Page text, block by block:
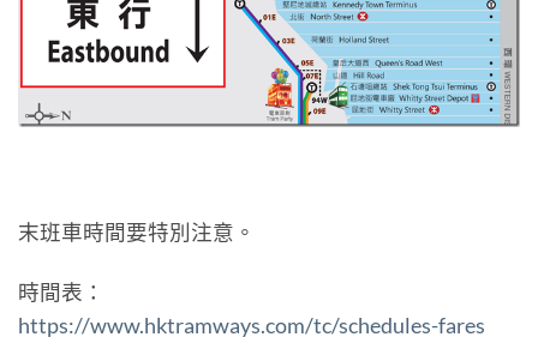
末班車時間要特別注意。
時間表：
https://www.hktramways.com/tc/schedules-fares